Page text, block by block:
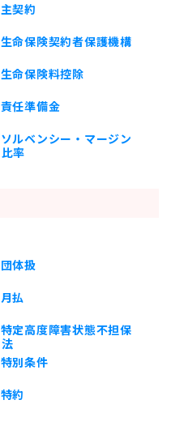
主契約
生命保険契約者保護機構
生命保険料控除
責任準備金
ソルベンシー・マージン
比率
団体扱
月払
特定高度障害状態不担保
法
特別条件
特約